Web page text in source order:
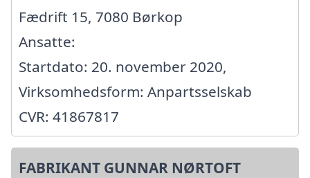
Fædrift 15, 7080 Børkop
Ansatte:
Startdato: 20. november 2020,
Virksomhedsform: Anpartsselskab
CVR: 41867817
FABRIKANT GUNNAR NØRTOFT